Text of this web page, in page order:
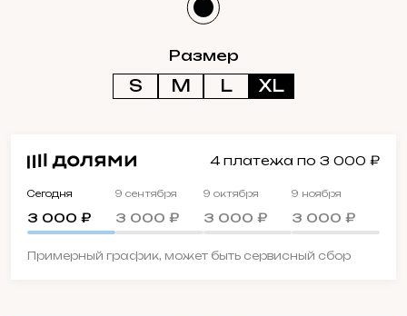
Размер
S M L XL
4 платежа по 3 000 ₽
Сегодня
3 000 ₽
9 сентября
3 000 ₽
9 октября
3 000 ₽
9 ноября
3 000 ₽
Примерный график, может быть сервисный сбор